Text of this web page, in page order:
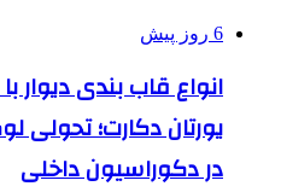
6 روز پیش
انواع قاب بندی
یورتان دکارت؛
در دکوراسیون داخلی